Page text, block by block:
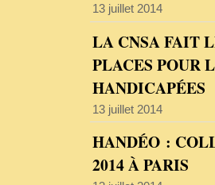
13 juillet 2014
LA CNSA FAIT
PLACES POUR
HANDICAPÉES
13 juillet 2014
HANDÉO :
2014 À PARIS